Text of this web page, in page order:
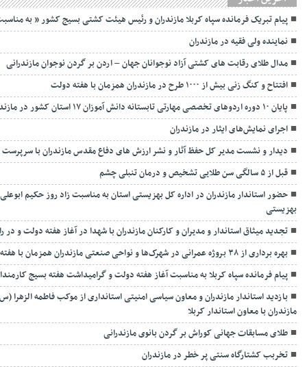
پیام تبریک فرمانده سپاه کربلا مازندران و رئیس هیئت کشتی بسیج کشور ” به مناسبت ۵ شهریورماه روز ملی
نماينده ولی فقیه در مازندران
مدال طلای رقابت های کشتی آزاد نوجوانان جهان – اردن بر گردن نوجوان مازندرانی
افتتاح و کنگ زنی بیش از ۱۰۰۰ طرح در مازندران همزمان با هفته دولت
پایان ۱۰ دوره اردوهای تخصصی مهارتی تابستانه دانش آموزان ۱۷ استان کشور در مازندران
اجرای نمایش‌های ایثار در مازندران
دیدار و نشست مدیر کل حفظ آثار و نشر ارزش های دفاع مقدس مازندران با
قبل از ۵ سالگی سن طلایی تشخیص و درمان تنبلی چشم
حضور استاندار مازندران در اداره کل بهزیستی استان به مناسبت زاد روز حکیم
بهزیستی
تجدید میثاق استاندار و مدیران و کارکنان مازندران با شهدا در آغاز هفته دولت و
بهره برداری از ۳۸ بروژه عمرانی در شهرک‌ها و نواحی صنعتی مازندران همزمان با هفته
پیام فرمانده سپاه کربلا به مناسبت آغاز هفته دولت و گرامیداشت هفته بسیج
بازدید استاندار مازندران و معاون سیاسی امنیتی استانداری از موکب فاطمه
مازندران با معاون استاندار کربلا
طلای مسابقات جهانی کوراش بر گردن بانوی مازندرانی
تخربب کشتارگاه سنتی پر خطر در مازندران